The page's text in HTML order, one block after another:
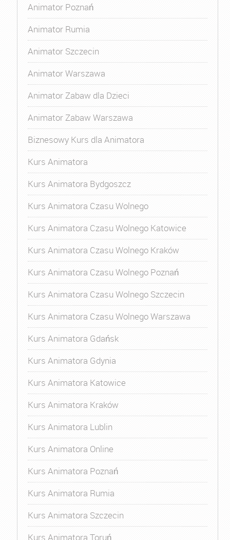
Animator Poznań
Animator Rumia
Animator Szczecin
Animator Warszawa
Animator Zabaw dla Dzieci
Animator Zabaw Warszawa
Biznesowy Kurs dla Animatora
Kurs Animatora
Kurs Animatora Bydgoszcz
Kurs Animatora Czasu Wolnego
Kurs Animatora Czasu Wolnego Katowice
Kurs Animatora Czasu Wolnego Kraków
Kurs Animatora Czasu Wolnego Poznań
Kurs Animatora Czasu Wolnego Szczecin
Kurs Animatora Czasu Wolnego Warszawa
Kurs Animatora Gdańsk
Kurs Animatora Gdynia
Kurs Animatora Katowice
Kurs Animatora Kraków
Kurs Animatora Lublin
Kurs Animatora Online
Kurs Animatora Poznań
Kurs Animatora Rumia
Kurs Animatora Szczecin
Kurs Animatora Toruń